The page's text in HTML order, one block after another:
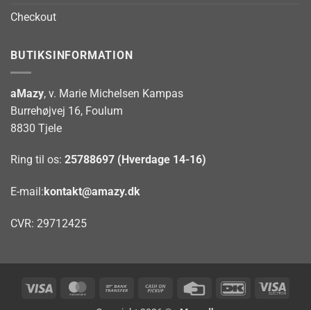
Checkout
BUTIKSINFORMATION
aMazy, v. Marie Michelsen Kampas
Burrehøjvej 16, Foulum
8830 Tjele
Ring til os: 25788697 (Hverdage 14-16)
E-mail: kontakt@amazy.dk
CVR: 29712425
Visa MasterCardBank
Cash
Credit
DanKort Visa